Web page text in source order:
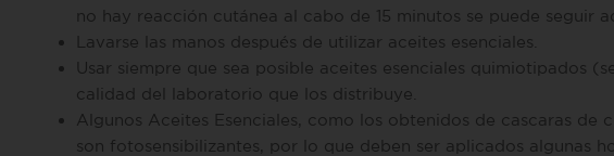
no hay reacción cutánea al cabo de 15 minutos se puede seguir
Lavarse las manos después de utilizar aceites esenciales.
Usar siempre que sea posible aceites esenciales quimiotipados
calidad del laboratorio que los distribuye.
Algunos Aceites Esenciales, como los obtenidos de cascaras de
son fotosensibilizantes, por lo que deben ser aplicados algunas